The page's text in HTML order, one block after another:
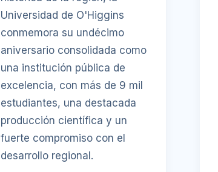
Universidad de O'Higgins
conmemora su undécimo
aniversario consolidada como
una institución pública de
excelencia, con más de 9 mil
estudiantes, una destacada
producción científica y un
fuerte compromiso con el
desarrollo regional.